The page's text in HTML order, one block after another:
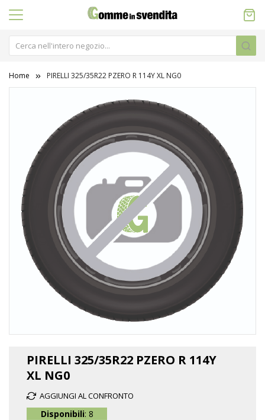
Home PIRELLI 325/35R22 PZERO R 114Y XL NG0
PIRELLI 325/35R22 PZERO R 114Y
XL NG0
AGGIUNGI AL CONFRONTO
Disponibili: 8
immagini
galleria
immagini